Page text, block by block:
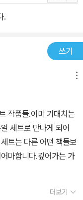
.
쓰기
품들.이미 기대치는
세트로 만나게 되어
트는 다른 어떤 책들보
마합니다.깊어가는 가
더보기